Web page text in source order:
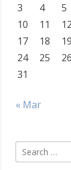
3
4 5
10
11 12
17
18 19
24
25 26
31
« Mar
Search
for: